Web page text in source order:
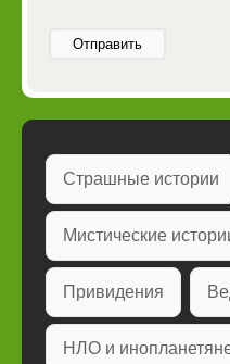
Отправить
Страшные истории
Мистические
Привидения
НЛО и